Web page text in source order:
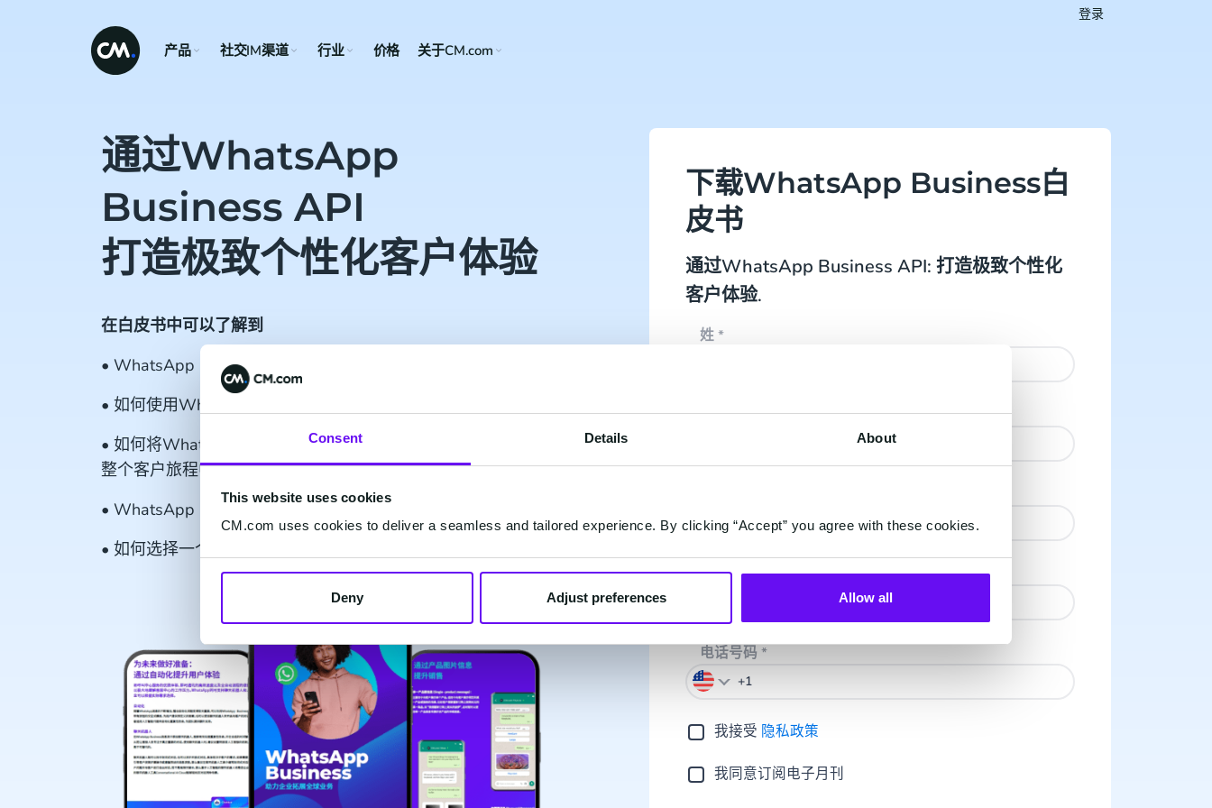
Consent Details About
This website uses cookies
CM.com uses cookies to deliver a seamless and tailored experience. By clicking “Accept” you agree with these cookies.
Deny Adjust preferences Allow all
登录
产品 社交IM渠道 行业 价格 关于CM.com
通过WhatsApp
Business API
打造极致个性化客户体验
在白皮书中可以了解到
• WhatsApp Business的消息类型及使用规则
• 如何使用WhatsApp Business API
• 如何将WhatsApp Business通过自动化流程和聊天机器人融入
整个客户旅程中
• WhatsApp Business API在不同行业的应用
• 如何选择一个可信赖的WhatsApp Business API服务商
下载WhatsApp Business白
皮书
通过WhatsApp Business API: 打造极致个性化
客户体验.
姓*
名
公司名称*
电话号码 *
我接受 隐私政策
我同意订阅电子月刊